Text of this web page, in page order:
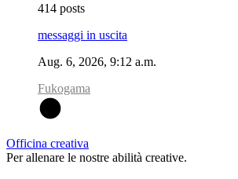
414 posts
messaggi in uscita
Aug. 6, 2026, 9:12 a.m.
Fukogama
Officina creativa
Per allenare le nostre abilità creative.